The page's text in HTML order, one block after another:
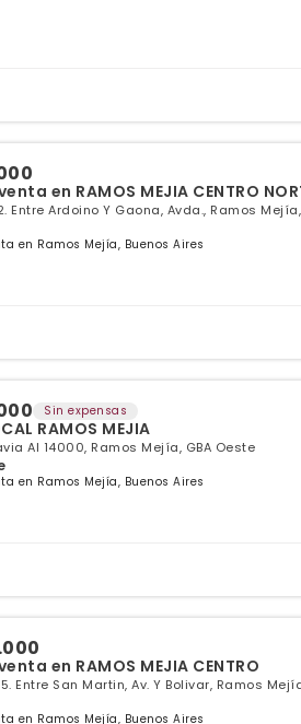
en RAMOS MEJIA CENTRO
Entre Ardoino Y Gaona, Avda., Ramos
en Ramos Mejía, Buenos Aires
Sin expensas
RAMOS MEJIA
Al 14000, Ramos Mejía, GBA Oeste
en Ramos Mejía, Buenos Aires
en RAMOS MEJIA CENTRO
Entre San Martin, Av. Y Bolivar, Ramos
en Ramos Mejía, Buenos Aires